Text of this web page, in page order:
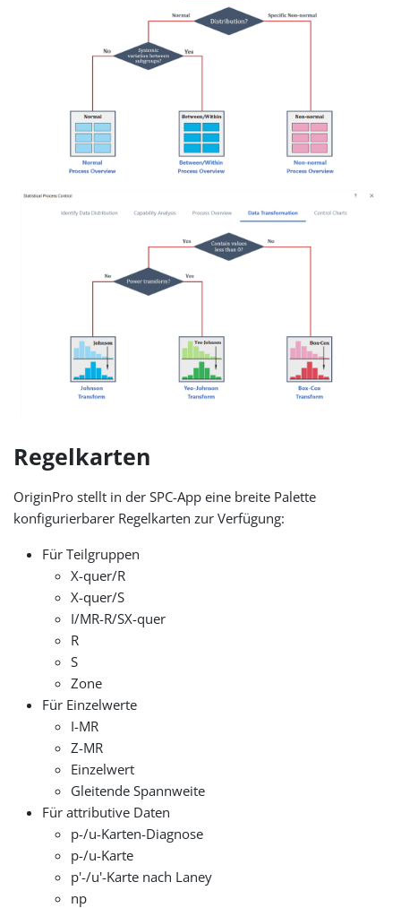
Regelkarten
OriginPro stellt in der SPC-App eine breite Palette
konfigurierbarer Regelkarten zur Verfügung:
Für Teilgruppen
X-quer/R
X-quer/S
I/MR-R/SX-quer
R
S
Zone
Für Einzelwerte
I-MR
Z-MR
Einzelwert
Gleitende Spannweite
Für attributive Daten
p-/u-Karten-Diagnose
p-/u-Karte
p'-/u'-Karte nach Laney
np